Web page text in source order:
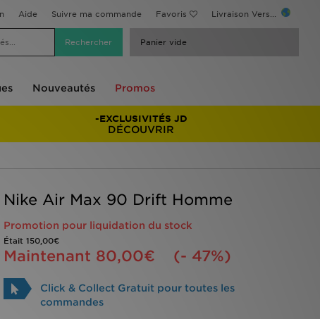
Aide Suivre ma commande Favoris Livraison Vers...
Panier vide
Nouveautés Promos
-EXCLUSIVITÉS JD
DÉCOUVRIR
Nike Air Max 90 Drift Homme
Promotion pour liquidation du stock
Était 150,00€
Maintenant 80,00€ (- 47%)
Click & Collect Gratuit pour toutes les
commandes